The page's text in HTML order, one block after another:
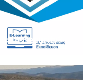
Security?